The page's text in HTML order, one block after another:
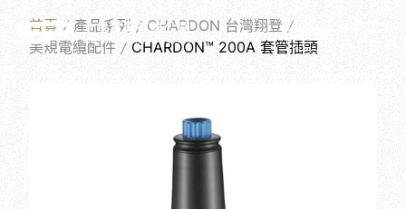
繁體中文
PRODUCTS
首頁 產品系列
CHARDON 台灣翔登
美規電纜配件
CHARDON™ 200A 套管插頭